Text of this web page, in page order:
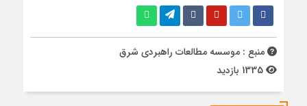
منبع : موسسه مطالعات راهبردی شرق